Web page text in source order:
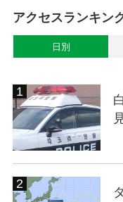
アクセスランキン
日別